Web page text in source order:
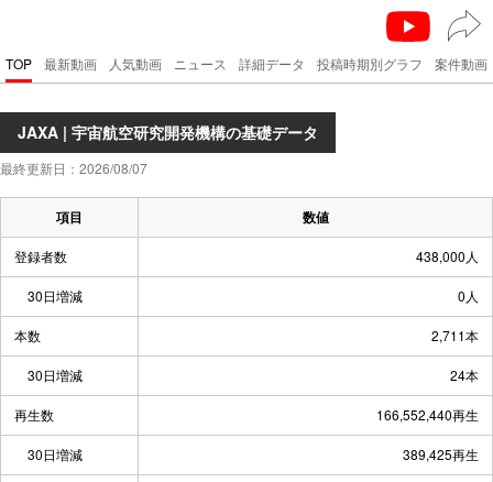
TOP 最新動画 人気動画 ニュース 詳細データ 投稿時期別グラフ 案件動画
JAXA | 宇宙航空研究開発機構の基礎データ
最終更新日：2026/08/07
項目 数値
登録者数 438,000人
30日増減 0人
本数 2,711本
30日増減 24本
再生数 166,552,440再生
30日増減 389,425再生